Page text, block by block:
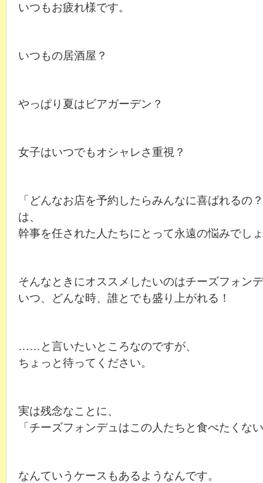
いつもお疲れ様です。
いつもの居酒屋？
やっぱり夏はビアガーデン？
女子はいつでもオシャレさ重視？
「どんなお店を予約したらみんなに喜ばれるの
は、
幹事を任された人たちにとって永遠の悩みでし
そんなときにオススメしたいのはチーズフォン
いつ、どんな時、誰とでも盛り上がれる！
……と言いたいところなのですが、
ちょっと待ってください。
実は残念なことに、
「チーズフォンデュはこの人たちと食べたく
なんていうケースもあるようなんです。